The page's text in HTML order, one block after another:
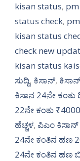
kisan status,
status check,
kisan status
check new
kisan status
ಸುದ್ದಿ, ಕಿಸಾನ್,
ಕಿಸಾನ 24ನೇ
22ನೇ ಕಂತು ₹4000
ಹೆಚ್ಚಳ, ಪಿಎಂ ಕಿಸಾನ್
24ನೇ ಕಂತಿನ ಹಣ
24ನೇ ಕಂತಿನ ಹಣ